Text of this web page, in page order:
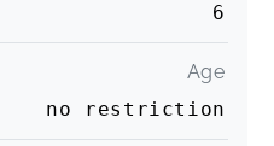
6
Age
no restriction